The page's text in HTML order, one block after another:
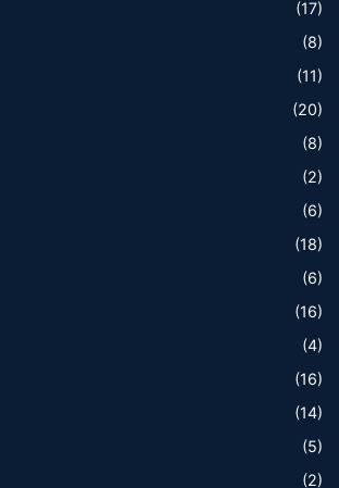
(17)
(8)
(11)
(20)
(8)
(2)
(6)
(18)
(6)
(16)
(4)
(16)
(14)
(5)
(2)